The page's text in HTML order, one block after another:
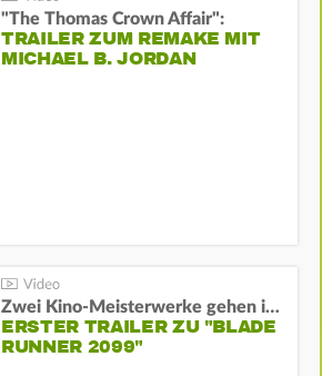
"The Thomas Crown Affair":
TRAILER ZUM REMAKE MIT
MICHAEL B. JORDAN
Zwei Kino-Meisterwerke gehen in Serie:
ERSTER TRAILER ZU "BLADE
RUNNER 2099"